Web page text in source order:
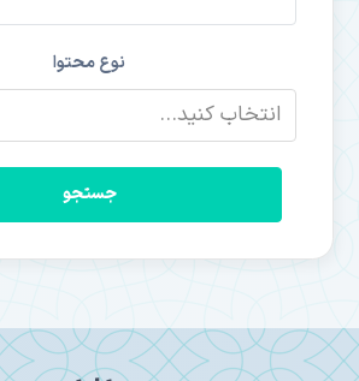
نوع محتوا
جستجو